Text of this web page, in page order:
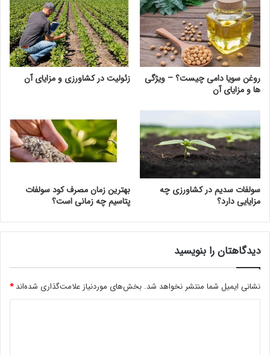
روغن سویا دامی چیست؟ – ویژگی
ها و مزایای آن
زئولیت در کشاورزی و مزایای آن
سولفات سدیم در کشاورزی چه
مزایایی دارد؟
بهترین زمان مصرف کود سولفات
پتاسیم چه زمانی است؟
دیدگاهتان را بنویسید
نشانی ایمیل شما منتشر نخواهد شد. بخش‌های موردنیاز علامت‌گذاری شده‌اند*